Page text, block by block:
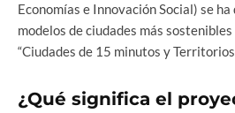
Economías e Innovación Social) se
modelos de ciudades más
“Ciudades de 15 minutos y
¿Qué significa el